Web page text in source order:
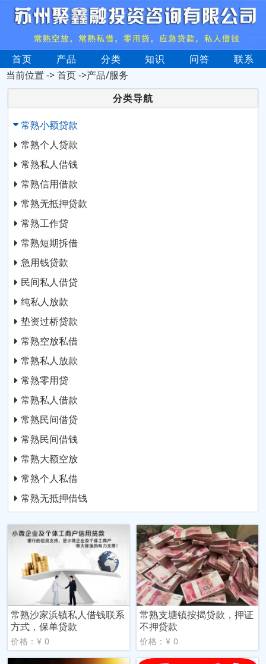
首页 产品 分类 知识 问答
联系
当前位置 ->首页->产品/服务
分类导航
常熟小额贷款
常熟个人贷款
常熟私人借钱
常熟信用借款
常熟无抵押贷款
常熟工作贷
常熟短期拆借
急用钱贷款
民间私人借贷
纯私人放款
垫资过桥贷款
常熟空放私借
常熟私人放款
常熟零用贷
常熟私人借款
常熟民间借贷
常熟民间借钱
常熟大额空放
常熟个人私借
常熟无抵押借钱
常熟沙家浜镇私人借钱联系
方式，保单贷款
价格：¥ 0
常熟支塘镇按揭贷款，押证
不押贷款
价格：¥ 0